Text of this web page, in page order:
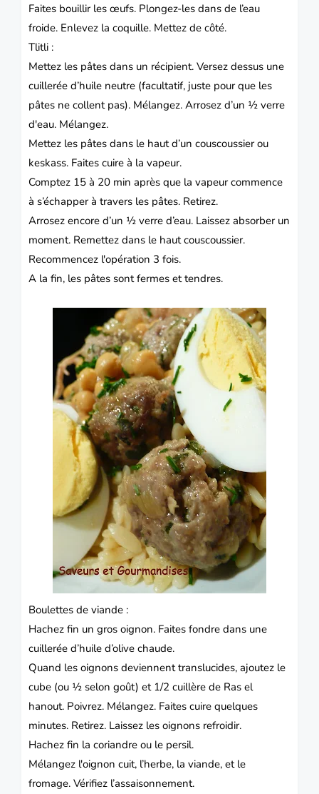
Faites bouillir les œufs. Plongez-les dans de l’eau
froide. Enlevez la coquille. Mettez de côté.
Tlitli :
Mettez les pâtes dans un récipient. Versez dessus une
cuillerée d’huile neutre (facultatif, juste pour que les
pâtes ne collent pas). Mélangez. Arrosez d’un ½ verre
d'eau. Mélangez.
Mettez les pâtes dans le haut d’un couscoussier ou
keskass. Faites cuire à la vapeur.
Comptez 15 à 20 min après que la vapeur commence
à s’échapper à travers les pâtes. Retirez.
Arrosez encore d’un ½ verre d’eau. Laissez absorber un
moment. Remettez dans le haut couscoussier.
Recommencez l'opération 3 fois.
A la fin, les pâtes sont fermes et tendres.
Boulettes de viande :
Hachez fin un gros oignon. Faites fondre dans une
cuillerée d’huile d’olive chaude.
Quand les oignons deviennent translucides, ajoutez le
cube (ou ½ selon goût) et 1/2 cuillère de Ras el
hanout. Poivrez. Mélangez. Faites cuire quelques
minutes. Retirez. Laissez les oignons refroidir.
Hachez fin la coriandre ou le persil.
Mélangez l'oignon cuit, l’herbe, la viande, et le
fromage. Vérifiez l’assaisonnement.